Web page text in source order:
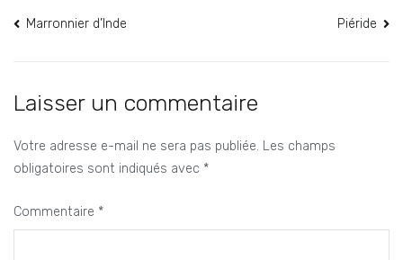
Navigation
l’article
Marronnier d’Inde Piéride
Laisser un commentaire
Votre adresse e-mail ne sera pas publiée. Les champs
obligatoires sont indiqués avec *
Commentaire *